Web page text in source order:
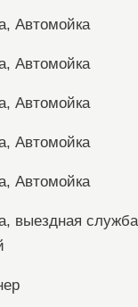
Автомойка
Автомойка
Автомойка
Автомойка
Автомойка
выездная служба